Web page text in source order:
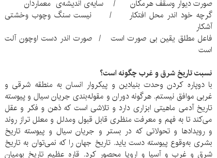
صورت دیوار وسقف هرمکان / سایه‌ی اندیشه‌ی معماردان
گرچه خود اندر محل افتکار / نیست سنگ وچوب وخشتی
آشکار
فاعل مطلق یقین بی صورت است / صورت اندر دست اوچون آلت
است
نسبت تاریخ شرق و غرب چگونه است؟
با دوپاره کردن وحدت بنیادین و پیکر‌وار انسان به منطقه شرقی و
غربی موافق نیستم. هرگونه دوران و مقوله‌بندی جریان سیال و پیوسته
تاریخ آدمی ماهیتی ابزاری دارد و تلاشی‌ است که ذهن و فکر و عقل
می‌کند تا به فهم و معرفت منظری قابل قبول ومدلل و معلل تراز روند
و رویدادها و تحولاتی که در بستر و جریان سیال و پیوسته تاریخ
بشری به‌وقوع پیوسته دست یاید. تاریخ جهان را که نمی‌توان به تاریخ
شرق و غرب و آسیا و اروپا محصور کرد. قاره عظیم تاریخ بومیان